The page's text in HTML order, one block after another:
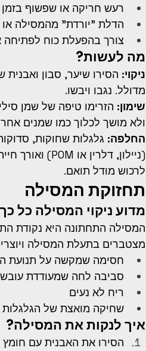
רעש חריקה או שפשוף בזמן
הדלת "יורדת" מהמסילה או
צורך בהפעלת כוח לפתיחה
מה לעשות?
ניקוי: הסירו שיער, סבון
מדולל. נגבו ויבשו.
שימון:
ולא מושך לכלוך כמו שמנים
החלפה: גלגלות שחוקות,
לרכוש מודל תואם.
תחזוקת המסילה
מדוע ניקוי המסילה כל
המסילה התחתונה היא נקודת
מצטברים בתעלת המסילה
חסימה שמקשה על תנועת
סביבה לחה שמעודדת עובש
ריח לא נעים
שחיקה מואצת של הגלגלות
איך לנקות את המסילה?
הסירו את האבנית עם חומץ לבן